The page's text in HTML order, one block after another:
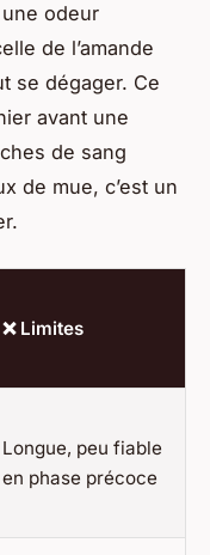
odeur
de l’amande
se dégager. Ce
avant une
de sang
de mue, c’est un
❌ Limites
Longue, peu fiable
en phase précoce